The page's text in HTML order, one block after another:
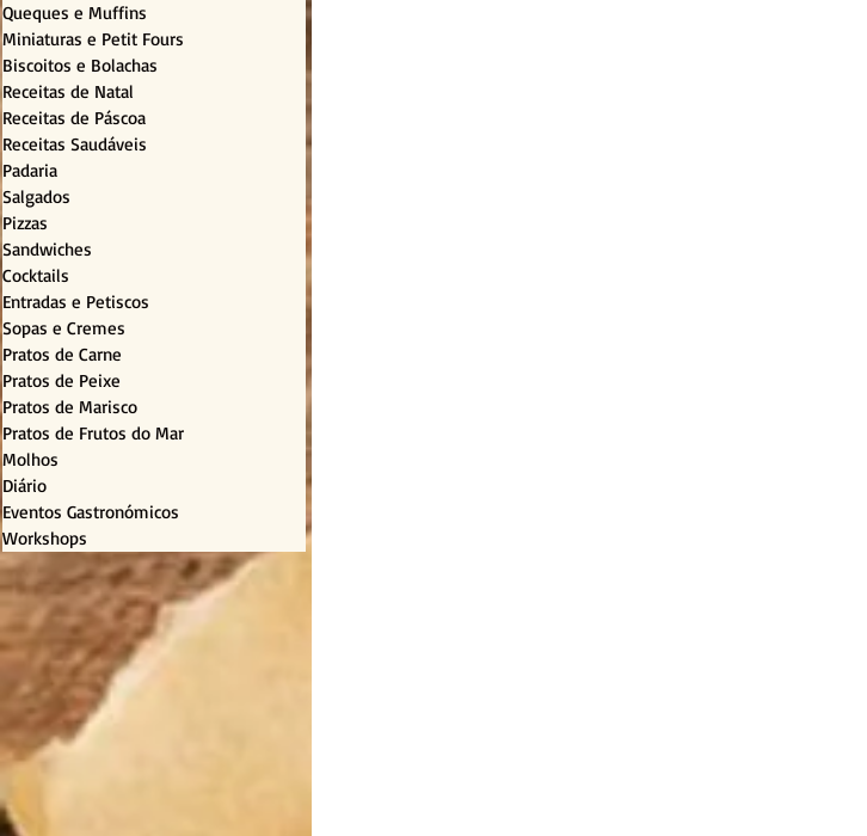
Queques e Muffins
Miniaturas e Petit Fours
Biscoitos e Bolachas
Receitas de Natal
Receitas de Páscoa
Receitas Saudáveis
Padaria
Salgados
Pizzas
Sandwiches
Cocktails
Entradas e Petiscos
Sopas e Cremes
Pratos de Carne
Pratos de Peixe
Pratos de Marisco
Pratos de Frutos do Mar
Molhos
Diário
Eventos Gastronómicos
Workshops